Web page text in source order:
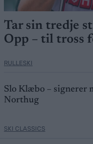
Tar sin tredje
Opp – til tross
RULLESKI
Slo Klæbo – signerer
Northug
SKI CLASSICS